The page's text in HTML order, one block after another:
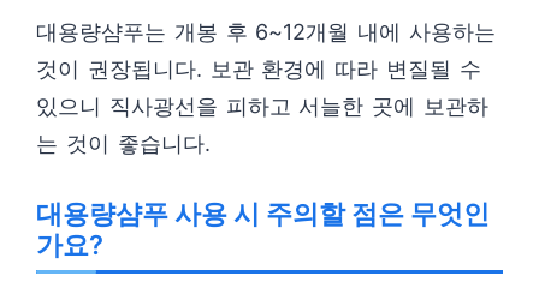
대용량샴푸는 개봉 후 6~12개월 내에 사용하는
것이 권장됩니다. 보관 환경에 따라 변질될 수
있으니 직사광선을 피하고 서늘한 곳에 보관하
는 것이 좋습니다.
대용량샴푸 사용 시 주의할 점은 무엇인
가요?